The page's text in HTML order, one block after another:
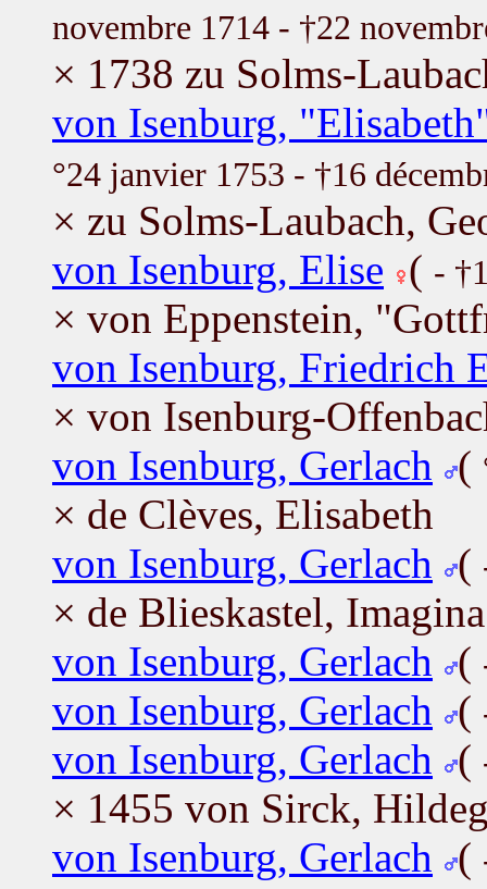
novembre 1714 - †22
× 1738 zu Solms-
von Isenburg,
°24 janvier 1753 - †16
× zu Solms-Laubach,
von Isenburg, Elise ( -
× von Eppenstein,
von Isenburg, Friedrich
× von Isenburg-
von Isenburg, Gerlach
(
× de Clèves, Elisabeth
von Isenburg, Gerlach
(
× de Blieskastel, Imagina
von Isenburg, Gerlach
(
von Isenburg, Gerlach (
von Isenburg, Gerlach (
× 1455 von Sirck,
von Isenburg, Gerlach
(